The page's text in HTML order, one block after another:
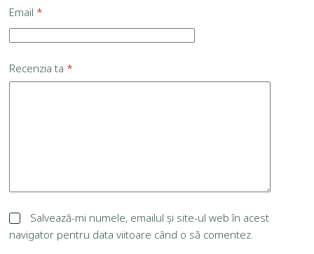
Email *
Recenzia ta *
Salvează-mi numele, emailul și site-ul web în acest
navigator pentru data viitoare când o să comentez.